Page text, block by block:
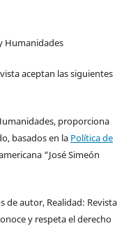
Humanidades
aceptan las siguientes
proporciona
basados en la Política de
“José Simeón
de autor, Realidad: Revista
y respeta el derecho